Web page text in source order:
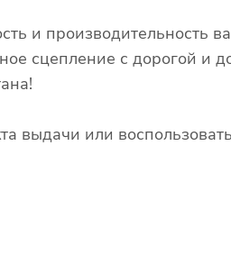
и производительность
сцепление с дорогой и
выдачи или